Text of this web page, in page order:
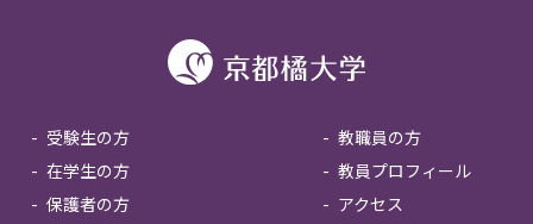
受験生の方
在学生の方
保護者の方
教職員の方
教員プロフィール
アクセス